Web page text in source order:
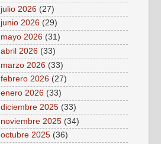
julio 2026 (27)
junio 2026 (29)
mayo 2026 (31)
abril 2026 (33)
marzo 2026 (33)
febrero 2026 (27)
enero 2026 (33)
diciembre 2025 (33)
noviembre 2025 (34)
octubre 2025 (36)